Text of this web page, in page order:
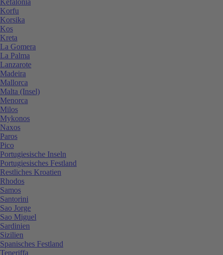
Korfu
Korsika
Kos
Kreta
La Gomera
La Palma
Lanzarote
Madeira
Mallorca
Malta (Insel)
Menorca
Milos
Mykonos
Naxos
Paros
Pico
Portugiesische Inseln
Portugiesisches Festland
Restliches Kroatien
Rhodos
Samos
Santorini
Sao Jorge
Sao Miguel
Sardinien
Sizilien
Spanisches Festland
Teneriffa